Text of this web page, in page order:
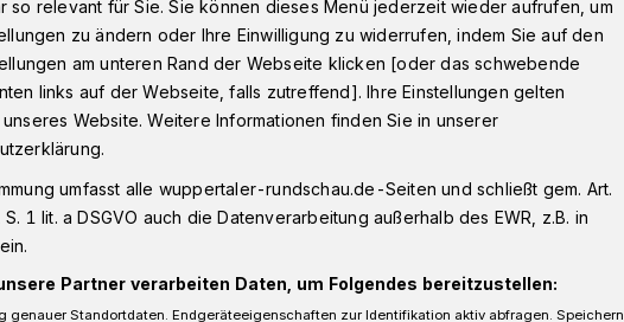
BHC-
Bundesligist Bergischer HC hat
für die kommende Saison
unterschrieb einen
2021.
so relevant für Sie. Sie können dieses Menü jederzeit wieder aufrufen, um
zu ändern oder Ihre Einwilligung zu widerrufen, indem Sie auf den
am unteren Rand der Webseite klicken [oder das schwebende
links auf der Webseite, falls zutreffend]. Ihre Einstellungen gelten
Website. Weitere Informationen finden Sie in unserer
umfasst alle wuppertaler-rundschau.de-Seiten und schließt gem. Art.
1 lit. a DSGVO auch die Datenverarbeitung außerhalb des EWR, z.B. in
Partner verarbeiten Daten, um Folgendes bereitzustellen:
genauer Standortdaten. Endgeräteeigenschaften zur Identifikation aktiv abfragen. Speichern